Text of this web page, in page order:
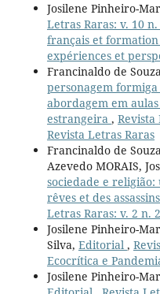
Josilene Pinheiro-
Letras Raras: v. 10
français et
expériences et
Francinaldo de
personagem
abordagem em
estrangeira , Revista
Revista Letras Raras
Francinaldo de
Azevedo MORAIS,
sociedade e
rêves et des
Letras Raras: v. 2 n.
Josilene Pinheiro-
Silva, Editorial ,
Ecocrítica e
Josilene Pinheiro-